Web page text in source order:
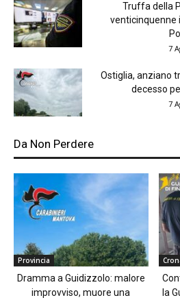
Truffa della
venticinquenne
7
Ostiglia, anziano
decesso
7
Da Non Perdere
Provincia
Dramma a Guidizzolo: malore
improvviso, muore una
la